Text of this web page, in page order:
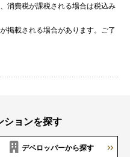
消費税が課税される場合は税込み
掲載される場合があります。ご了
ションを探す
デベロッパーから探す